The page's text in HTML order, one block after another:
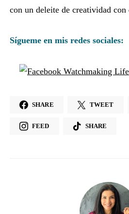
con un deleite de creatividad con
Sígueme en mis redes sociales:
SHARE TWEET
FEED SHARE